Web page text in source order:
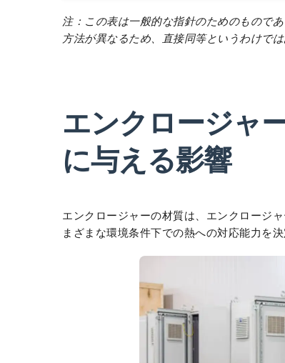
注：この表は一般的な指針のためのもので
方法が異なるため、直接同等というわけでは
エンクロージャ
に与える影響
エンクロージャーの材質は、エンクロージ
まざまな環境条件下での熱への対応能力を決